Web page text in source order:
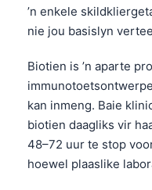
’n enkele
nie jou basislyn
Biotien is ’n aparte
kan inmeng. Baie
biotien daagliks vir
48–72 uur te stop
hoewel plaaslike
Íslenska
Српски језик
Svenska
Bosanski
Azərbaycan dili
Eesti
日本語